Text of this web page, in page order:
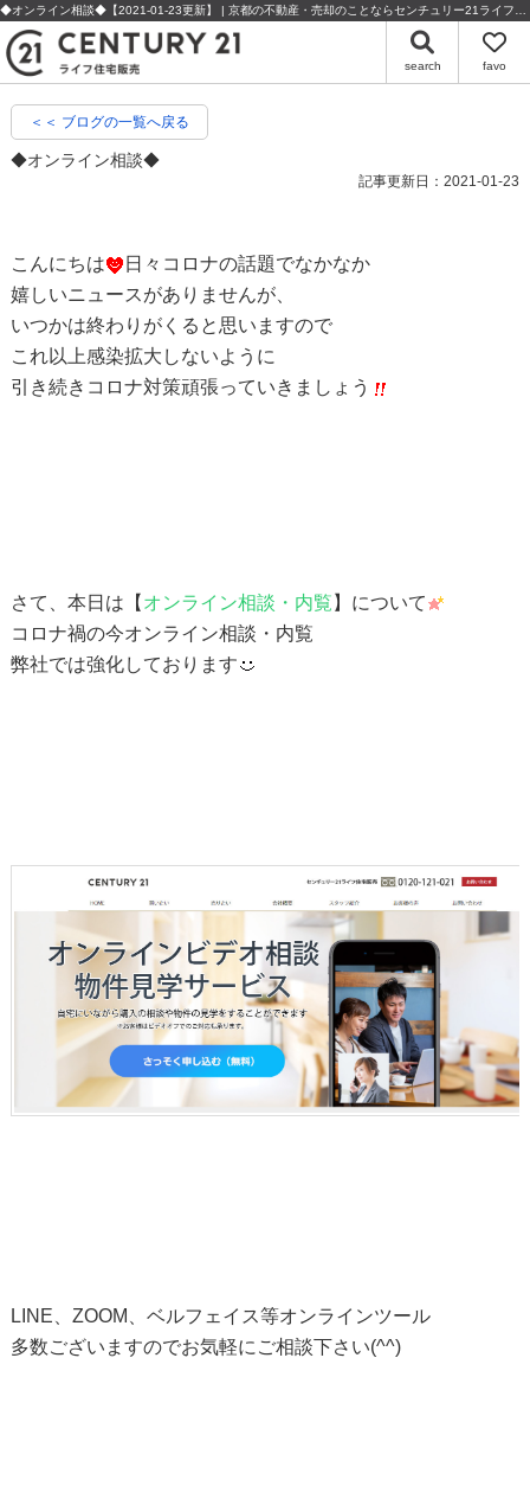
search favo
＜＜ ブログの一覧へ戻る
◆オンライン相談◆
記事更新日：2021-01-23
こんにちは
日々コロナの話題でなかなか
嬉しいニュースがありませんが、
いつかは終わりがくると思いますので
これ以上感染拡大しないように
引き続きコロナ対策頑張っていきましょう
さて、本日は【 オンライン相談・内覧 】について
コロナ禍の今オンライン相談・内覧
弊社では強化しております
LINE、ZOOM、ベルフェイス等オンラインツール
多数ございますのでお気軽にご相談下さい(^^)